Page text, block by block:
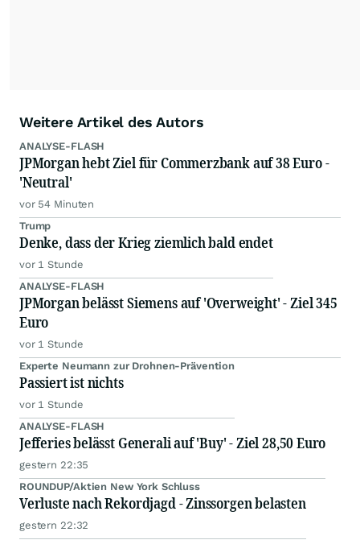
Weitere Artikel des Autors
ANALYSE-FLASH
JPMorgan hebt Ziel für Commerzbank auf 38 Euro -
'Neutral'
vor 54 Minuten
Trump
Denke, dass der Krieg ziemlich bald endet
vor 1 Stunde
ANALYSE-FLASH
JPMorgan belässt Siemens auf 'Overweight' - Ziel 345
Euro
vor 1 Stunde
Experte Neumann zur Drohnen-Prävention
Passiert ist nichts
vor 1 Stunde
ANALYSE-FLASH
Jefferies belässt Generali auf 'Buy' - Ziel 28,50 Euro
gestern 22:35
ROUNDUP/Aktien New York Schluss
Verluste nach Rekordjagd - Zinssorgen belasten
gestern 22:32